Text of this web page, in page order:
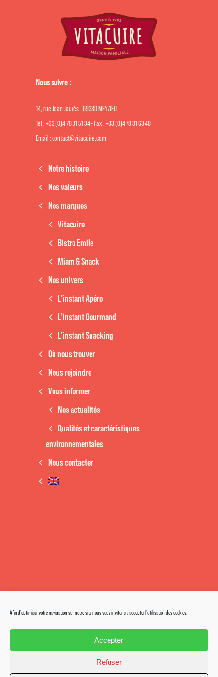
Afin d'optimiser votre navigation sur notre site nous vous invitons à accepter l'utilisation des cookies.
Accepter
Refuser
Nous suivre :
14, rue Jean Jaurès - 69330 MEYZIEU
Tél : +33 (0)4 78 31 51 34 - Fax : +33 (0)4 78 31 63 48
Email : contact@vitacuire.com
Notre histoire
Nos valeurs
Nos marques
Vitacuire
Bistro Emile
Miam & Snack
Nos univers
L’instant Apéro
L’instant Gourmand
L’instant Snacking
Où nous trouver
Nous rejoindre
Vous informer
Nos actualités
Qualités et caractéristiques
environnementales
Nous contacter